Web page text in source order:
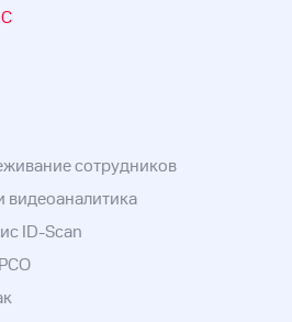
сотрудников
видеоаналитика
ID-Scan